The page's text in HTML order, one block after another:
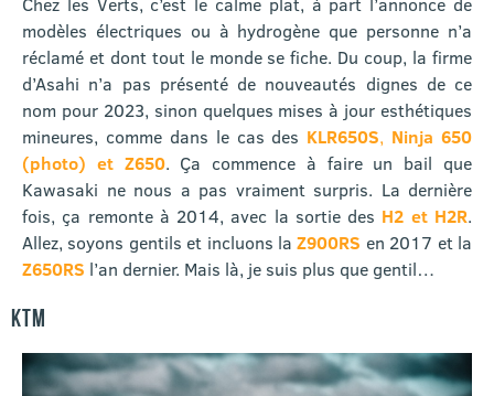
modèles électriques ou à hydrogène que personne n’a
réclamé et dont tout le monde se fiche. Du coup, la firme
d’Asahi n’a pas présenté de nouveautés dignes de ce
nom pour 2023, sinon quelques mises à jour esthétiques
mineures, comme dans le cas des KLR650S, Ninja 650
(photo) et Z650. Ça commence à faire un bail que
Kawasaki ne nous a pas vraiment surpris. La dernière
fois, ça remonte à 2014, avec la sortie des H2 et H2R.
Allez, soyons gentils et incluons laZ900RS en 2017 et la
Z650RS l’an dernier. Mais là, je suis plus que gentil…
KTM